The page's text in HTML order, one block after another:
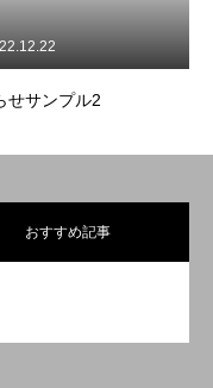
せサンプル2
おすすめ記事